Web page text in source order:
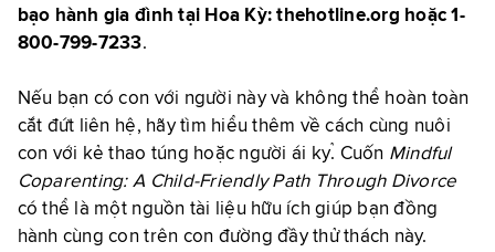
bạo hành gia đình tại Hoa Kỳ:thehotline.org hoặc 1-
800-799-7233.
Nếu bạn có con với người này và không thể hoàn toàn
cắt đứt liên hệ, hãy tìm hiểu thêm về cách cùng nuôi
con với kẻ thao túng hoặc người ái kỷ. Cuốn Mindful
Coparenting: A Child-Friendly Path Through Divorce
có thể là một nguồn tài liệu hữu ích giúp bạn đồng
hành cùng con trên con đường đầy thử thách này.